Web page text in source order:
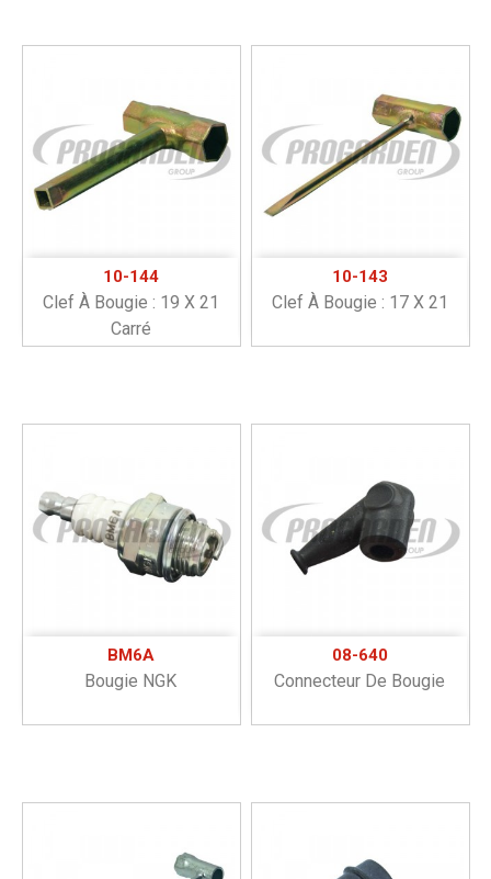
10-144
Clef À Bougie : 19 X 21
Carré
10-143
Clef À Bougie : 17 X 21
BM6A
Bougie NGK
08-640
Connecteur De Bougie